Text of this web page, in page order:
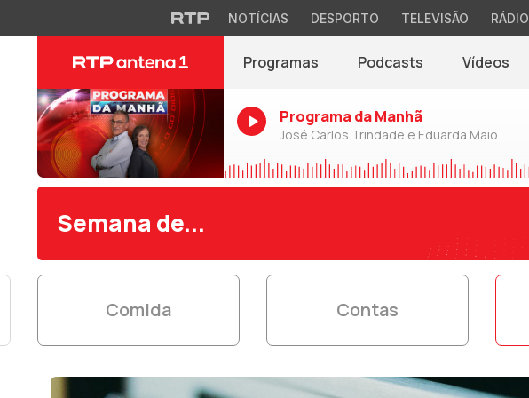
NOTÍCIAS DESPORTO TELEVISÃO RÁDIO
Programas Podcasts Vídeos
Programa da Manhã
José Carlos Trindade e Eduarda Maio
Semana de...
Comida Contas